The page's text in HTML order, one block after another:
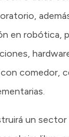
en robótica,
con comedor,
un